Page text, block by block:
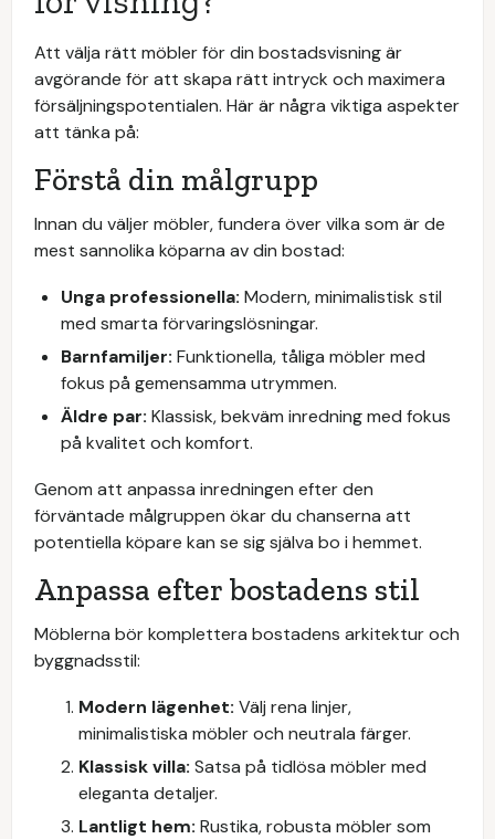
Att välja rätt möbler för din bostadsvisning är
avgörande för att skapa rätt intryck och maximera
försäljningspotentialen. Här är några viktiga aspekter
att tänka på:
Förstå din målgrupp
Innan du väljer möbler, fundera över vilka som är de
mest sannolika köparna av din bostad:
Unga professionella: Modern, minimalistisk stil
med smarta förvaringslösningar.
Barnfamiljer: Funktionella, tåliga möbler med
fokus på gemensamma utrymmen.
Äldre par: Klassisk, bekväm inredning med fokus
på kvalitet och komfort.
Genom att anpassa inredningen efter den
förväntade målgruppen ökar du chanserna att
potentiella köpare kan se sig själva bo i hemmet.
Anpassa efter bostadens stil
Möblerna bör komplettera bostadens arkitektur och
byggnadsstil:
Modern lägenhet: Välj rena linjer,
minimalistiska möbler och neutrala färger.
Klassisk villa: Satsa på tidlösa möbler med
eleganta detaljer.
Lantligt hem: Rustika, robusta möbler som